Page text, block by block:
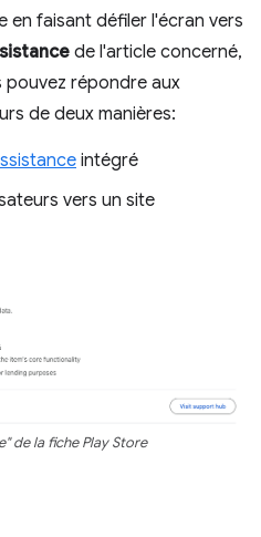
en faisant défiler l'écran vers
de l'article concerné,
pouvez répondre aux
de deux manières:
intégré
vers un site
de la fiche Play Store